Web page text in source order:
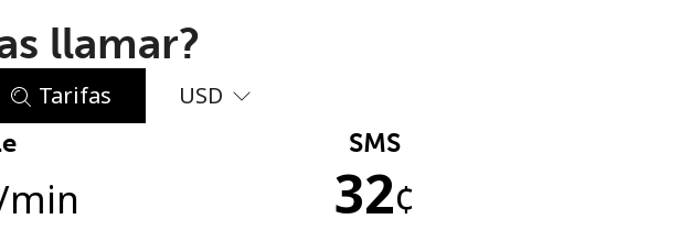
una contraseña
llamar?
Tarifas USD
SMS
32¢